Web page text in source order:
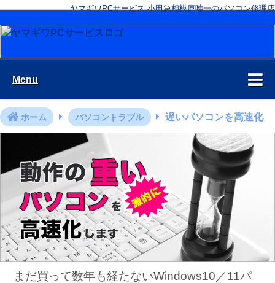
ヤマギワPCサービス 小田急相模原唯一のパソコン修理店
Menu
ホーム パソコントラブル 遅いパソコンを高速化
まだ買って数年も経たないWindows10／11パ